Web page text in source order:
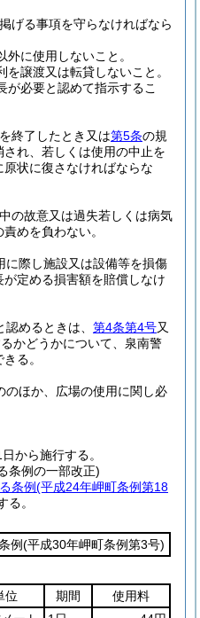
げる事項を守らなければなら
に使用しないこと。
譲渡又は転貸しないこと。
が必要と認めて指示するこ
終了したとき又は第5条の規
れ、若しくは使用の中止を
状に復さなければならな
の故意又は過失若しくは病気
めを負わない。
に際し施設又は設備等を損傷
定める損害額を賠償しなけ
めるときは、 第4条第4号又
かどうかについて、泉南警
る。
のほか、広場の使用に関し必
から施行する。
条例の一部改正)
条例(平成24年岬町条例第18
る。
例(平成30年岬町条例第3号)
位 期間
使用料